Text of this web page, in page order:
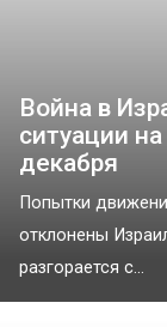
Война в
ситуации
декабря
Попытки
отклонены
разгорается с...